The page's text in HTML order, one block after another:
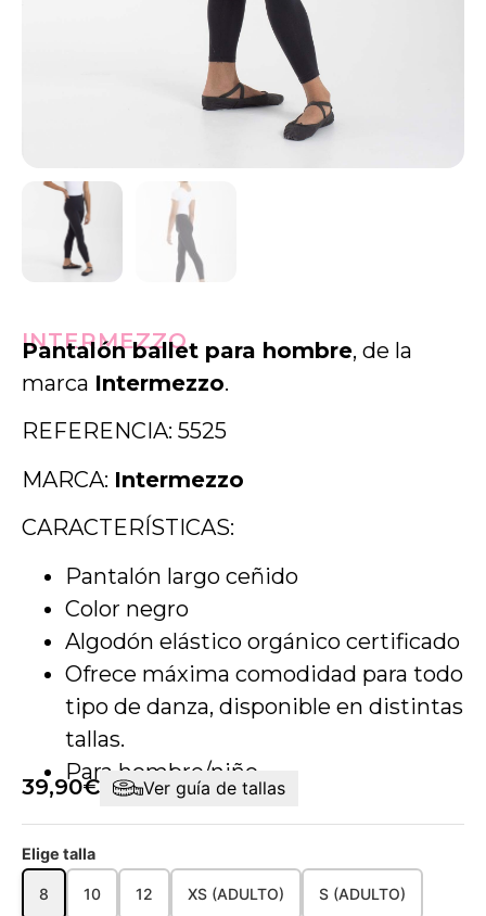
INTERMEZZO
Pantalón ballet para hombre, de la
marca Intermezzo.
REFERENCIA: 5525
MARCA: Intermezzo
CARACTERÍSTICAS:
Pantalón largo ceñido
Color negro
Algodón elástico orgánico certificado
Ofrece máxima comodidad para todo
tipo de danza, disponible en distintas
tallas.
Para hombre/niño.
39,90€ Ver guía de tallas
Elige talla
8 10 12 XS (ADULTO) S (ADULTO)